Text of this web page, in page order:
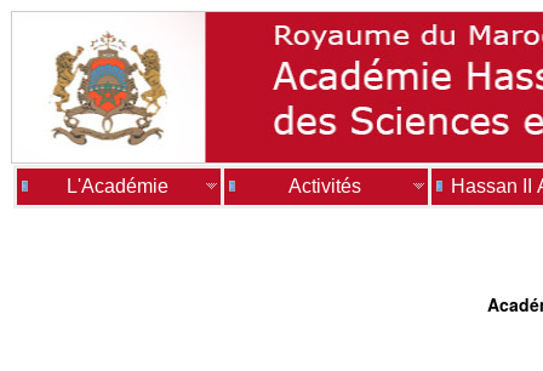
L'Académie Activités Hassan II